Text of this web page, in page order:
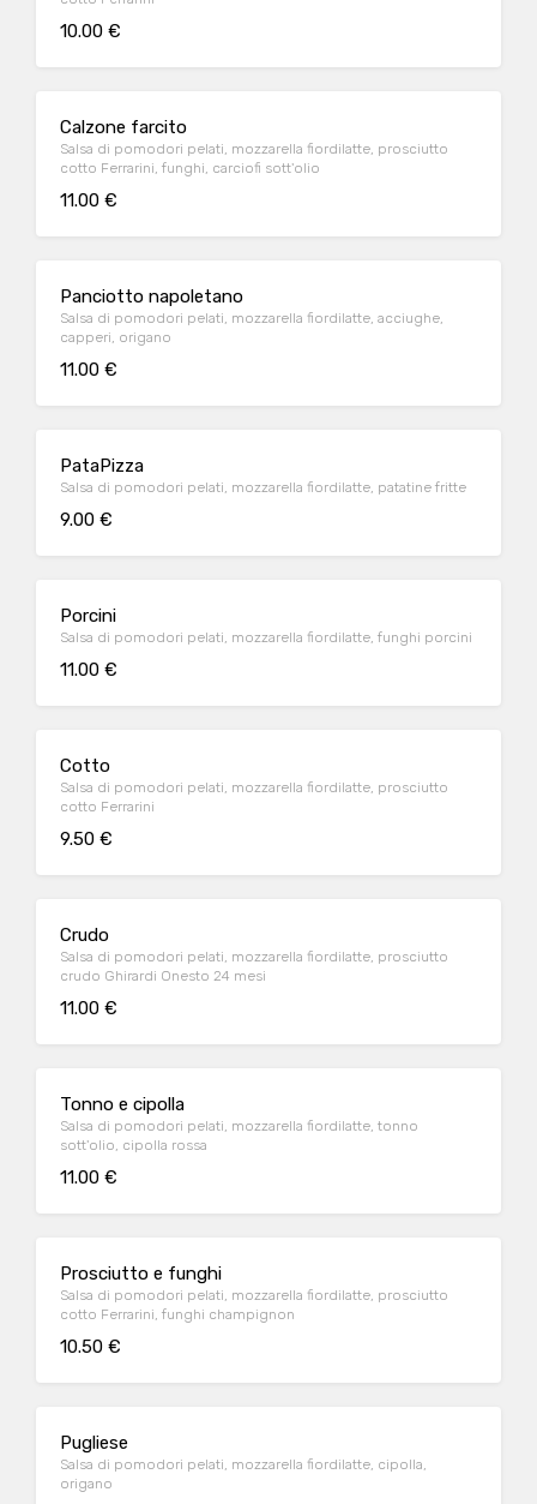
10.00 €
Calzone farcito
Salsa di pomodori pelati, mozzarella fiordilatte, prosciutto
cotto Ferrarini, funghi, carciofi sott'olio
11.00 €
Panciotto napoletano
Salsa di pomodori pelati, mozzarella fiordilatte, acciughe,
capperi, origano
11.00 €
PataPizza
Salsa di pomodori pelati, mozzarella fiordilatte, patatine fritte
9.00 €
Porcini
Salsa di pomodori pelati, mozzarella fiordilatte, funghi porcini
11.00 €
Cotto
Salsa di pomodori pelati, mozzarella fiordilatte, prosciutto
cotto Ferrarini
9.50 €
Crudo
Salsa di pomodori pelati, mozzarella fiordilatte, prosciutto
crudo Ghirardi Onesto 24 mesi
11.00 €
Tonno e cipolla
Salsa di pomodori pelati, mozzarella fiordilatte, tonno
sott'olio, cipolla rossa
11.00 €
Prosciutto e funghi
Salsa di pomodori pelati, mozzarella fiordilatte, prosciutto
cotto Ferrarini, funghi champignon
10.50 €
Pugliese
Salsa di pomodori pelati, mozzarella fiordilatte, cipolla,
origano